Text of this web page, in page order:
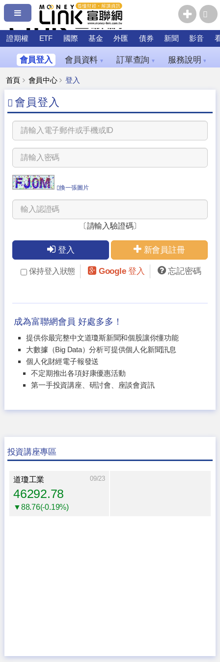
證期權 ETF 國際 基金 外匯 債券 新聞 影音
會員登入 會員資料 ▼ 訂單查詢 ▼ 服務說明 ▼
首頁 會員中心 登入
會員登入
換一張圖片
〔請輸入驗證碼〕
登入 新會員註冊
保持登入狀態 Google 登入 忘記密碼
成為富聯網會員 好處多多！
提供你最完整中文道瓊斯新聞和個股讓你懂功能
大數據（Big Data）分析可提供個人化新聞訊息
個人化財經電子報發送
不定期推出各項好康優惠活動
第一手投資講座、研討會、座談會資訊
投資講座專區
道瓊工業 09/23
46292.78
▼88.76(-0.19%)